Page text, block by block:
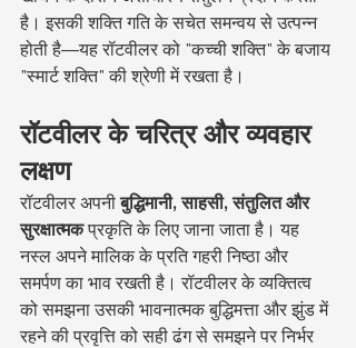
है। इसकी शक्ति गति के सचेत समन्वय से उत्पन्न
होती है—यह रॉटवीलर को "कच्ची शक्ति" के बजाय
"स्मार्ट शक्ति" की श्रेणी में रखता है।
रॉटवीलर के चरित्र और व्यवहार
लक्षण
रॉटवीलर अपनी बुद्धिमानी, साहसी, संतुलित और
सुरक्षात्मक प्रकृति के लिए जाना जाता है। यह
नस्ल अपने मालिक के प्रति गहरी निष्ठा और
समर्पण का भाव रखती है। रॉटवीलर के व्यक्तित्व
को समझना उसकी भावनात्मक बुद्धिमत्ता और झुंड में
रहने की प्रवृत्ति को सही ढंग से समझने पर निर्भर